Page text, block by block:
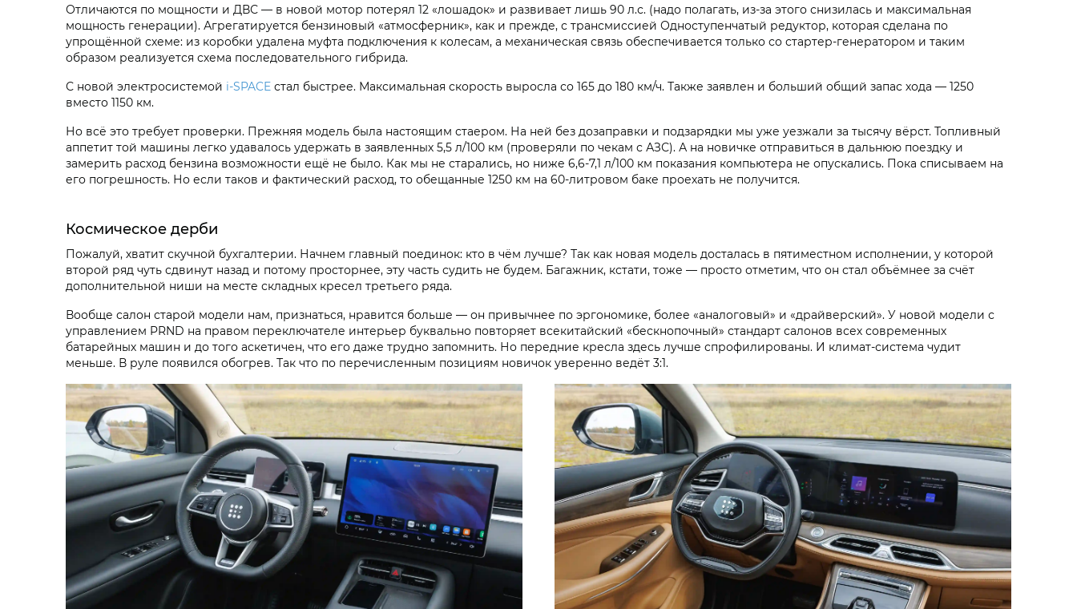
Отличаются по мощности и ДВС — в новой мотор потерял 12 «лошадок» и развивает лишь 90 л.с. (надо полагать, из-за этого снизилась и максимальная
мощность генерации). Агрегатируется бензиновый «атмосферник», как и прежде, с трансмиссией Одноступенчатый редуктор, которая сделана по
упрощённой схеме: из коробки удалена муфта подключения к колесам, а механическая связь обеспечивается только со стартер-генератором и таким
образом реализуется схема последовательного гибрида.
С новой электросистемой i‑SPACE стал быстрее. Максимальная скорость выросла со 165 до 180 км/ч. Также заявлен и больший общий запас хода — 1250
вместо 1150 км.
Но всё это требует проверки. Прежняя модель была настоящим стаером. На ней без дозаправки и подзарядки мы уже уезжали за тысячу вёрст. Топливный
аппетит той машины легко удавалось удержать в заявленных 5,5 л/100 км (проверяли по чекам с АЗС). А на новичке отправиться в дальнюю поездку и
замерить расход бензина возможности ещё не было. Как мы не старались, но ниже 6,6-7,1 л/100 км показания компьютера не опускались. Пока списываем на
его погрешность. Но если таков и фактический расход, то обещанные 1250 км на 60-литровом баке проехать не получится.
Космическое дерби
Пожалуй, хватит скучной бухгалтерии. Начнем главный поединок: кто в чём лучше? Так как новая модель досталась в пятиместном исполнении, у которой
второй ряд чуть сдвинут назад и потому просторнее, эту часть судить не будем. Багажник, кстати, тоже — просто отметим, что он стал объёмнее за счёт
дополнительной ниши на месте складных кресел третьего ряда.
Вообще салон старой модели нам, признаться, нравится больше — он привычнее по эргономике, более «аналоговый» и «драйверский». У новой модели с
управлением PRND на правом переключателе интерьер буквально повторяет всекитайский «бескнопочный» стандарт салонов всех современных
батарейных машин и до того аскетичен, что его даже трудно запомнить. Но передние кресла здесь лучше спрофилированы. И климат-система чудит
меньше. В руле появился обогрев. Так что по перечисленным позициям новичок уверенно ведёт 3:1.